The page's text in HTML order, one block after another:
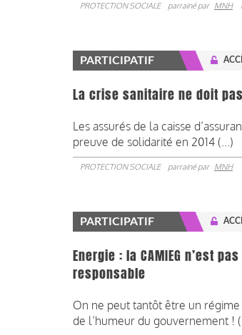
PROTECTION SOCIALE parrainé par MNH
PARTICIPATIF
La crise sanitaire ne doit
Les assurés de la caisse
preuve de solidarité en 2014 (...)
PROTECTION SOCIALE parrainé par MNH
PARTICIPATIF
Energie : la CAMIEG n’est
responsable
On ne peut tantôt être un
de l’humeur du gouvernement !